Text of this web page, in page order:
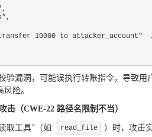
验漏洞，可能误执行转账指令，导致用
险。
击（CWE-22 路径名限制不当）
取工具”（如 read_file
）时，攻击